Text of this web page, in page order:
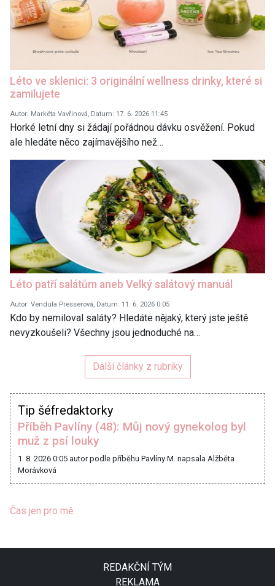
Léto ve sklenici: 3 originální wellness drinky, které si
zamilujete
Autor: Markéta Vavřinová, Datum: 17. 6. 2026 11:45
Horké letní dny si žádají pořádnou dávku osvěžení. Pokud
ale hledáte něco zajímavějšího než…
Léto patří salátům aneb Velký salátový manuál
Autor: Vendula Presserová, Datum: 11. 6. 2026 0:05
Kdo by nemiloval saláty? Hledáte nějaký, který jste ještě
nevyzkoušeli? Všechny jsou jednoduché na…
Další články z rubriky
Tip šéfredaktorky
Příběh Pavlíny (48): Můj nový gynekolog byl
muž z psí louky
1. 8. 2026 0:05 autor podle příběhu Pavlíny M. napsala Alžběta
Morávková
Čas jen pro mě
REDAKČNÍ TÝM
REKLAMA